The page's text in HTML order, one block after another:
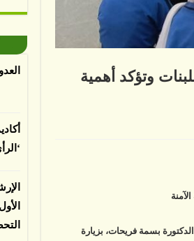
وتؤكد أهمية
الدكتورة بسمة فريحات، بزيارة